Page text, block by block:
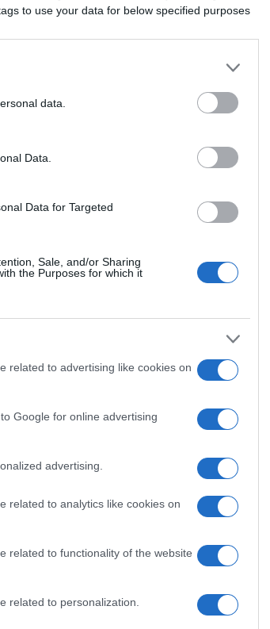
to use your data for below specified purposes
data.
Data.
Data for Targeted
Sale, and/or Sharing
the Purposes for which it
related to advertising like cookies on
Google for online advertising
advertising.
related to analytics like cookies on
related to functionality of the website
related to personalization.
tue foto
Mario
Paolo
I nostri